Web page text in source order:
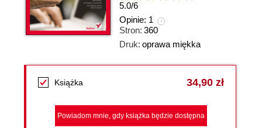
5.0/6
Opinie: 1
Stron: 360
Druk: oprawa miękka
Książka 34,90 zł
Powiadom mnie, gdy książka będzie dostępna